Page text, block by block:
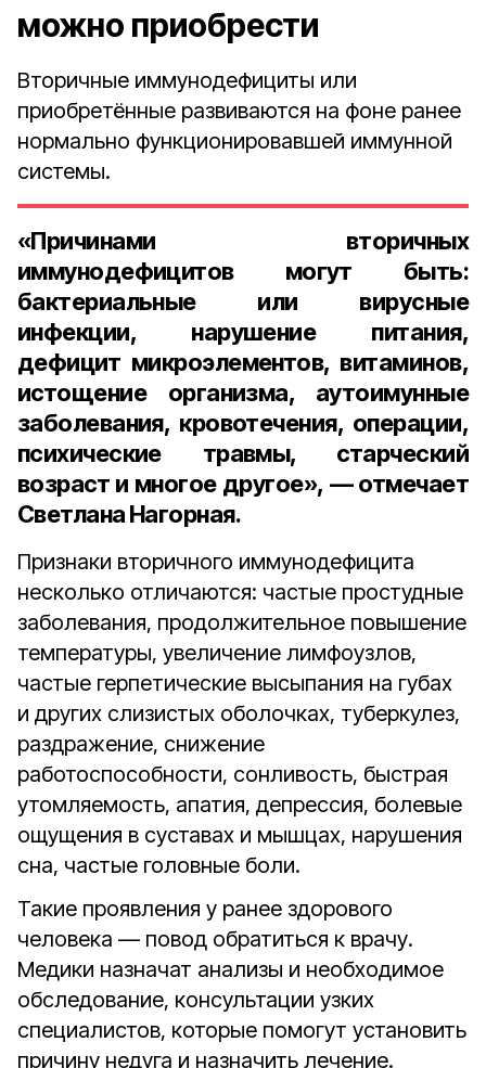
можно приобрести
Вторичные иммунодефициты или
приобретённые развиваются на фоне ранее
нормально функционировавшей иммунной
системы.
«Причинами вторичных
иммунодефицитов могут быть:
бактериальные или вирусные
инфекции, нарушение питания,
дефицит микроэлементов, витаминов,
истощение организма, аутоимунные
заболевания, кровотечения, операции,
психические травмы, старческий
возраст и многое другое», — отмечает
Светлана Нагорная.
Признаки вторичного иммунодефицита
несколько отличаются: частые простудные
заболевания, продолжительное повышение
температуры, увеличение лимфоузлов,
частые герпетические высыпания на губах
и других слизистых оболочках, туберкулез,
раздражение, снижение
работоспособности, сонливость, быстрая
утомляемость, апатия, депрессия, болевые
ощущения в суставах и мышцах, нарушения
сна, частые головные боли.
Такие проявления у ранее здорового
человека — повод обратиться к врачу.
Медики назначат анализы и необходимое
обследование, консультации узких
специалистов, которые помогут установить
причину недуга и назначить лечение.